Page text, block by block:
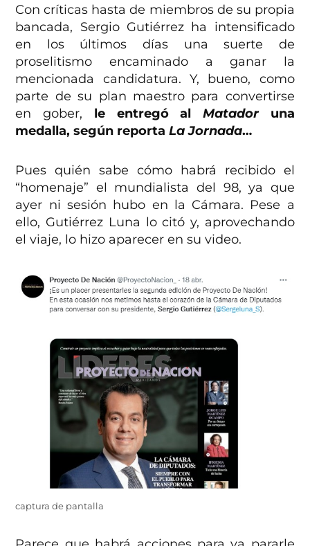
Con críticas hasta de miembros de su propia
bancada, Sergio Gutiérrez ha intensificado
en los últimos días una suerte de
proselitismo encaminado a ganar la
mencionada candidatura. Y, bueno, como
parte de su plan maestro para convertirse
en gober, le entregó al Matador una
medalla, según reportaLa Jornada…
Pues quién sabe cómo habrá recibido el
“homenaje” el mundialista del 98, ya que
ayer ni sesión hubo en la Cámara. Pese a
ello, Gutiérrez Luna lo citó y, aprovechando
el viaje, lo hizo aparecer en su video.
captura de pantalla